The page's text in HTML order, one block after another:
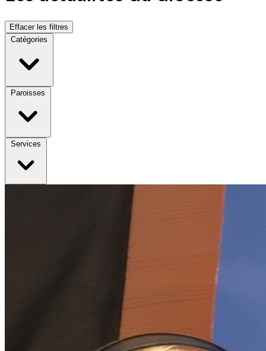
Effacer les filtres
Catégories
Paroisses
Services